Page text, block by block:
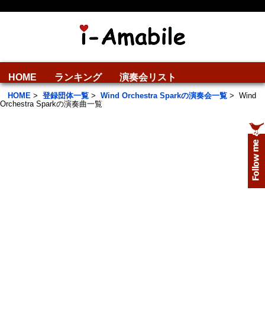
HOME ランキング 演奏会リスト
HOME > 登録団体一覧 > Wind Orchestra Sparkの演奏会一覧 > Wind
Orchestra Sparkの演奏曲一覧